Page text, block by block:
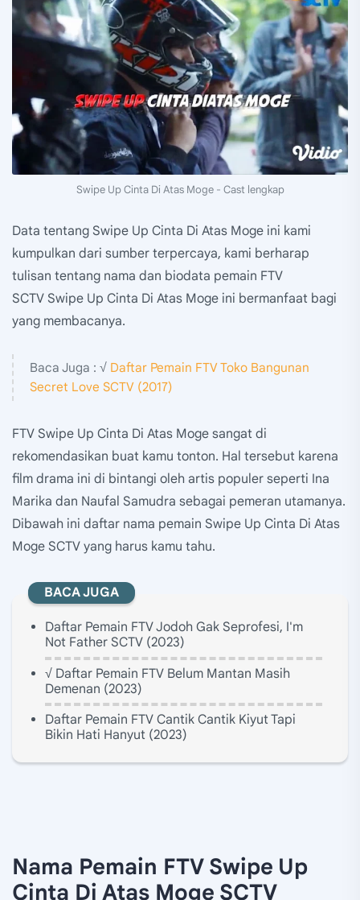
Swipe Up Cinta Di Atas Moge - Cast lengkap
Data tentang Swipe Up Cinta Di Atas Moge ini kami
kumpulkan dari sumber terpercaya, kami berharap
tulisan tentang nama dan biodata pemain FTV
SCTV Swipe Up Cinta Di Atas Moge ini bermanfaat bagi
yang membacanya.
Baca Juga : √ Daftar Pemain FTV Toko Bangunan
Secret Love SCTV (2017)
FTV Swipe Up Cinta Di Atas Moge sangat di
rekomendasikan buat kamu tonton. Hal tersebut karena
film drama ini di bintangi oleh artis populer seperti Ina
Marika dan Naufal Samudra sebagai pemeran utamanya.
Dibawah ini daftar nama pemain Swipe Up Cinta Di Atas
Moge SCTV yang harus kamu tahu.
BACA JUGA
Daftar Pemain FTV Jodoh Gak Seprofesi, I'm
Not Father SCTV (2023)
√ Daftar Pemain FTV Belum Mantan Masih
Demenan (2023)
Daftar Pemain FTV Cantik Cantik Kiyut Tapi
Bikin Hati Hanyut (2023)
Nama Pemain FTV Swipe Up
Cinta Di Atas Moge SCTV